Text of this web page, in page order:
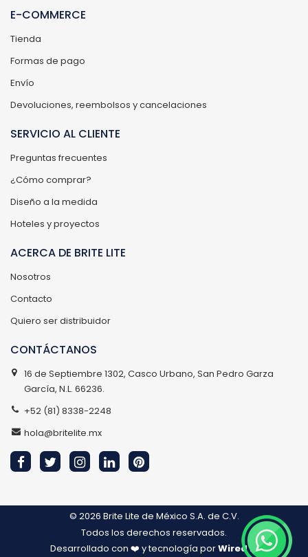
E-COMMERCE
Tienda
Formas de pago
Envío
Devoluciones, reembolsos y cancelaciones
SERVICIO AL CLIENTE
Preguntas frecuentes
¿Cómo comprar?
Diseño a la medida
Hoteles y proyectos
ACERCA DE BRITE LITE
Nosotros
Contacto
Quiero ser distribuidor
CONTÁCTANOS
16 de Septiembre 1302, Casco Urbano, San Pedro Garza
García, N.L. 66236.
+52 (81) 8338-2248
hola@britelite.mx
© 2026 Brite Lite de México S.A. de C.V.
Todos los derechos reservados.
Desarrollado con ❤️ y tecnología porWired IT